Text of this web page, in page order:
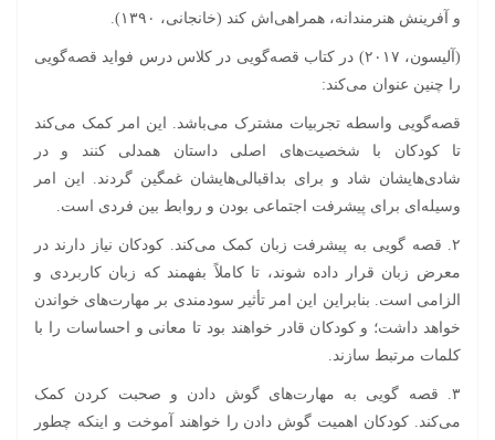
و آفرینش هنرمندانه، همراهی‌اش کند (خانجانی، ۱۳۹۰).
(آلیسون، ۲۰۱۷) در کتاب قصه‌گویی در کلاس درس فواید قصه‌گویی
را چنین عنوان می‌کند:
قصه‌گویی واسطه تجربیات مشترک می‌باشد. این امر کمک می‌کند
تا کودکان با شخصیت‌های اصلی داستان همدلی کنند و در
شادی‌هایشان شاد و برای بداقبالی‌هایشان غمگین گردند. این امر
وسیله‌ای برای پیشرفت اجتماعی بودن و روابط بین فردی است.
۲. قصه گویی به پیشرفت زبان کمک می‌کند. کودکان نیاز دارند در
معرض زبان قرار داده شوند، تا کاملاً بفهمند که زبان کاربردی و
الزامی است. بنابراین این امر تأثیر سودمندی بر مهارت‌های خواندن
خواهد داشت؛ و کودکان قادر خواهند بود تا معانی و احساسات را با
کلمات مرتبط سازند.
۳. قصه گویی به مهارت‌های گوش دادن و صحبت کردن کمک
می‌کند. کودکان اهمیت گوش دادن را خواهند آموخت و اینکه چطور